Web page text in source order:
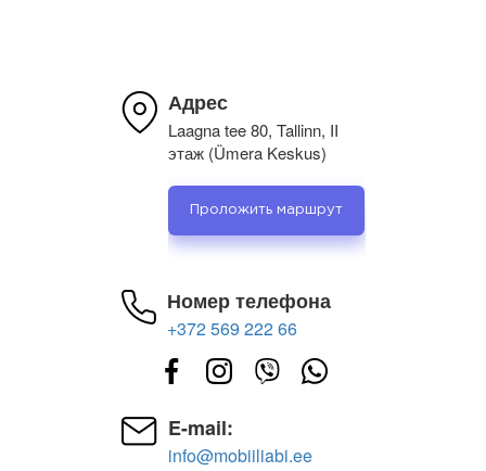
Адрес
Laagna tee 80, Tallinn, II
этаж (Ümera Keskus)
Проложить маршрут
Номер телефона
+372 569 222 66
E-mail:
info@mobiiliabi.ee